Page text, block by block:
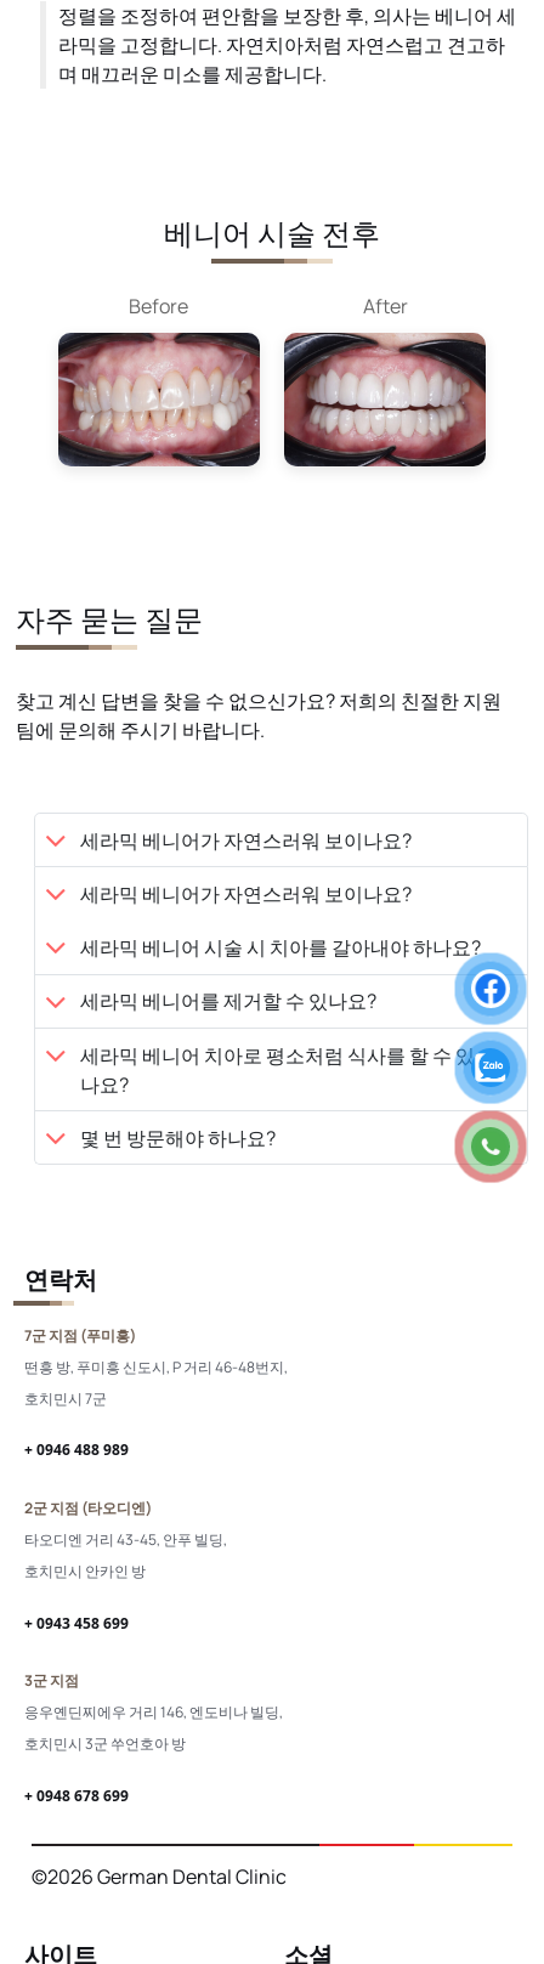
정렬을 조정하여 편안함을 보장한 후, 의사는 베니어 세
라믹을 고정합니다. 자연치아처럼 자연스럽고 견고하
며 매끄러운 미소를 제공합니다.
베니어 시술 전후
Before After
자주 묻는 질문
찾고 계신 답변을 찾을 수 없으신가요? 저희의 친절한 지원
팀에 문의해 주시기 바랍니다.
세라믹 베니어가 자연스러워 보이나요?
세라믹 베니어가 자연스러워 보이나요?
세라믹 베니어 시술 시 치아를 갈아내야 하나요?
세라믹 베니어를 제거할 수 있나요?
세라믹 베니어 치아로 평소처럼 식사를 할 수 있
나요?
몇 번 방문해야 하나요?
사이트 소셜
연락처
7군 지점 (푸미흥)
떤흥 방, 푸미흥 신도시, P 거리 46-48번지,
호치민시 7군
+ 0946 488 989
2군 지점 (타오디엔)
타오디엔 거리 43-45, 안푸 빌딩,
호치민시 안카인 방
+ 0943 458 699
3군 지점
응우옌딘찌에우 거리 146, 엔도비나 빌딩,
호치민시 3군 쑤언호아 방
+ 0948 678 699
©2026 German Dental Clinic